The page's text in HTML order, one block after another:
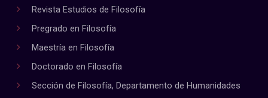
Revista Estudios de Filosofía
Pregrado en Filosofía
Maestría en Filosofía
Doctorado en Filosofía
Sección de Filosofía, Departamento de Humanidades